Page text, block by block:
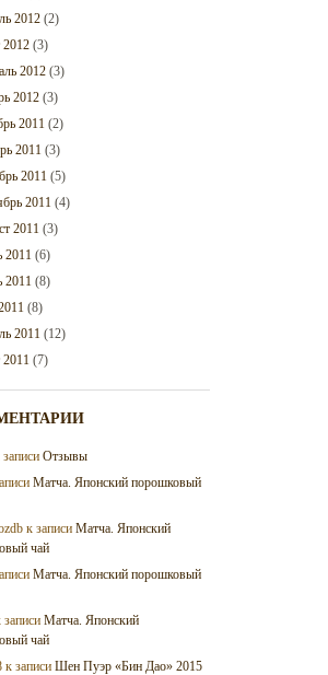
2012 (2)
2012 (3)
2012 (3)
2012 (3)
2011 (2)
2011 (3)
2011 (5)
2011 (4)
2011 (3)
2011 (6)
2011 (8)
(8)
2011 (12)
2011 (7)
записиОтзывы
Матча. Японский порошковый
к записиМатча. Японский
чай
Матча. Японский порошковый
записиМатча. Японский
чай
к записиШен Пуэр «Бин Дао» 2015